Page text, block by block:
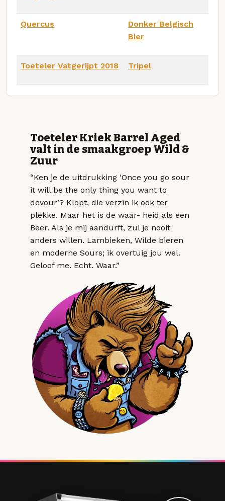
Quercus
Donker Belgisch
Bier
Toeteler Vatgerijpt 2018 Tripel
Toeteler Kriek Barrel Aged
valt in de smaakgroep Wild &
Zuur
“Ken je de uitdrukking ‘Once you go sour
it will be the only thing you want to
devour’? Klopt, die verzin ik ook ter
plekke. Maar het is de waar- heid als een
Beer. Als je mij aandurft, zul je nooit
anders willen. Lambieken, Wilde bieren
en moderne Sours; ik overtuig jou wel.
Geloof me. Echt. Waar.”